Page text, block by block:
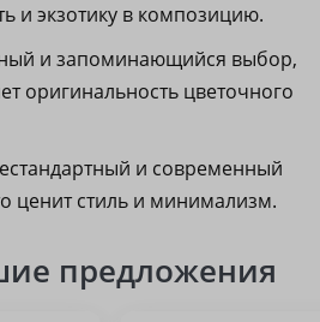
и экзотику в композицию.
и запоминающийся выбор,
оригинальность цветочного
и современный
ценит стиль и минимализм.
предложения